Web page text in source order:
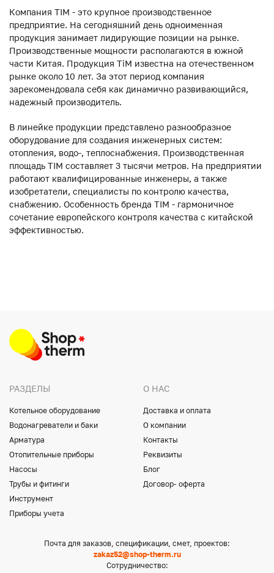
Компания TIM - это крупное производственное
предприятие. На сегодняшний день одноименная
продукция занимает лидирующие позиции на рынке.
Производственные мощности располагаются в южной
части Китая. Продукция ТiM известна на отечественном
рынке около 10 лет. За этот период компания
зарекомендовала себя как динамично развивающийся,
надежный производитель.
В линейке продукции представлено разнообразное
оборудование для создания инженерных систем:
отопления, водо-, теплоснабжения. Производственная
площадь TIM составляет 3 тысячи метров. На предприятии
работают квалифицированные инженеры, а также
изобретатели, специалисты по контролю качества,
снабжению. Особенность бренда TIM - гармоничное
сочетание европейского контроля качества с китайской
эффективностью.
РАЗДЕЛЫ
Котельное оборудование
Водонагреватели и баки
Арматура
Отопительные приборы
Насосы
Трубы и фитинги
Инструмент
Приборы учета
О НАС
Доставка и оплата
О компании
Контакты
Реквизиты
Блог
Договор- оферта
Почта для заказов, спецификации, смет, проектов:
zakaz52@shop-therm.ru
Сотрудничество: